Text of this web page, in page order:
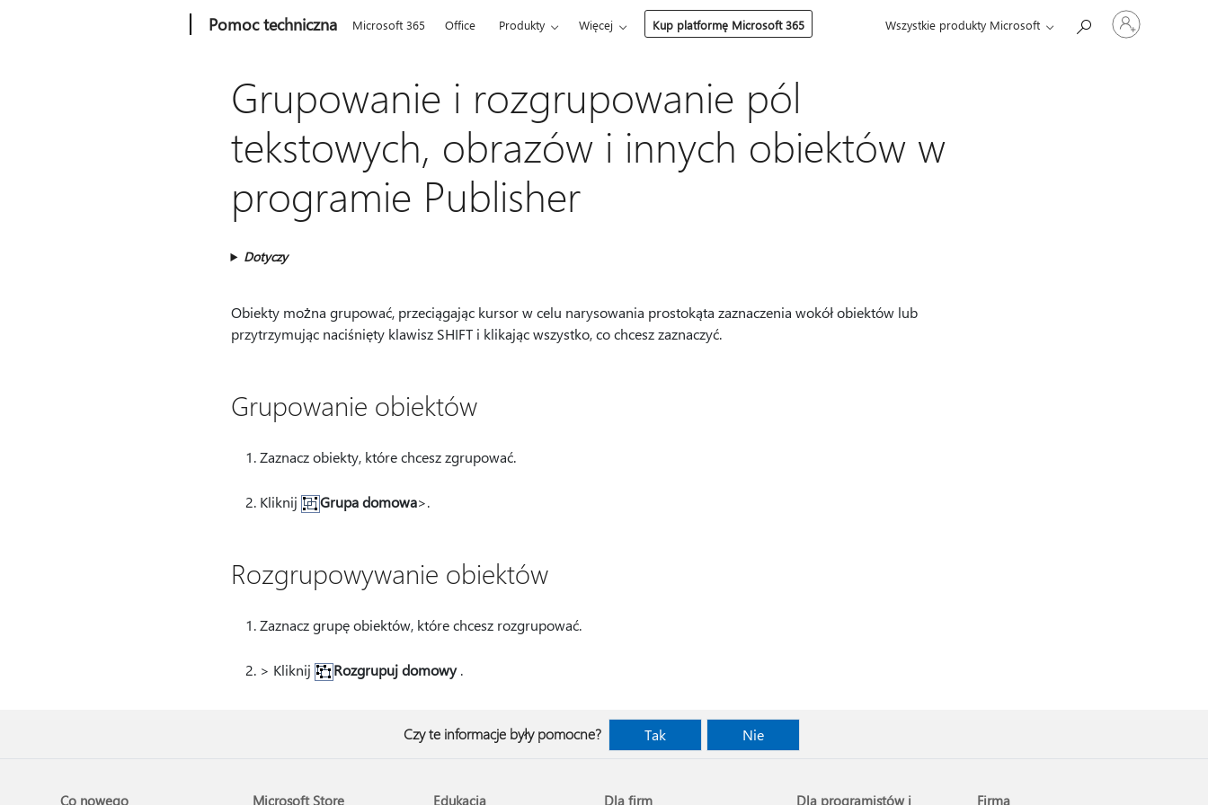
Pomoc techniczna Microsoft 365 Office Produkty Więcej Kup platformę Microsoft 365 Wszystkie produkty Microsoft
Zaloguj
się
do
Grupowanie i rozgrupowanie pól
tekstowych, obrazów i innych obiektów w
programie Publisher
Dotyczy
Obiekty można grupować, przeciągając kursor w celu narysowania prostokąta zaznaczenia wokół obiektów lub
przytrzymując naciśnięty klawisz SHIFT i klikając wszystko, co chcesz zaznaczyć.
Grupowanie obiektów
Zaznacz obiekty, które chcesz zgrupować.
Kliknij Grupa domowa>.
Rozgrupowywanie obiektów
Zaznacz grupę obiektów, które chcesz rozgrupować.
> Kliknij Rozgrupuj domowy.
Czy te informacje były pomocne? Tak Nie
Co nowego Microsoft Store Edukacja Dla firm Dla programistów i Firma